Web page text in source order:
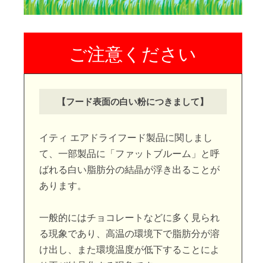
【フード表面の白い粉につきまして】
イティ エアドライフード製品に関しまし
て、一部製品に「ファットブルーム」と呼
ばれる白い脂肪分の結晶が浮き出ることが
あります。
一般的にはチョコレートなどに多く見られ
る現象であり、高温の環境下で脂肪分が溶
け出し、また環境温度が低下することによ